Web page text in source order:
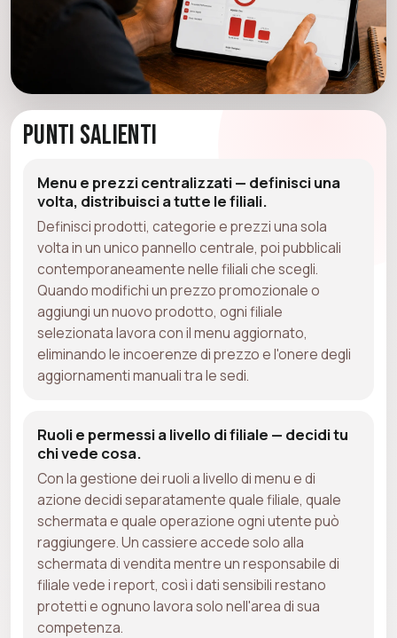
Punti Salienti
Menu e prezzi centralizzati — definisci una
volta, distribuisci a tutte le filiali.
Definisci prodotti, categorie e prezzi una sola
volta in un unico pannello centrale, poi pubblicali
contemporaneamente nelle filiali che scegli.
Quando modifichi un prezzo promozionale o
aggiungi un nuovo prodotto, ogni filiale
selezionata lavora con il menu aggiornato,
eliminando le incoerenze di prezzo e l'onere degli
aggiornamenti manuali tra le sedi.
Ruoli e permessi a livello di filiale — decidi tu
chi vede cosa.
Con la gestione dei ruoli a livello di menu e di
azione decidi separatamente quale filiale, quale
schermata e quale operazione ogni utente può
raggiungere. Un cassiere accede solo alla
schermata di vendita mentre un responsabile di
filiale vede i report, così i dati sensibili restano
protetti e ognuno lavora solo nell'area di sua
competenza.